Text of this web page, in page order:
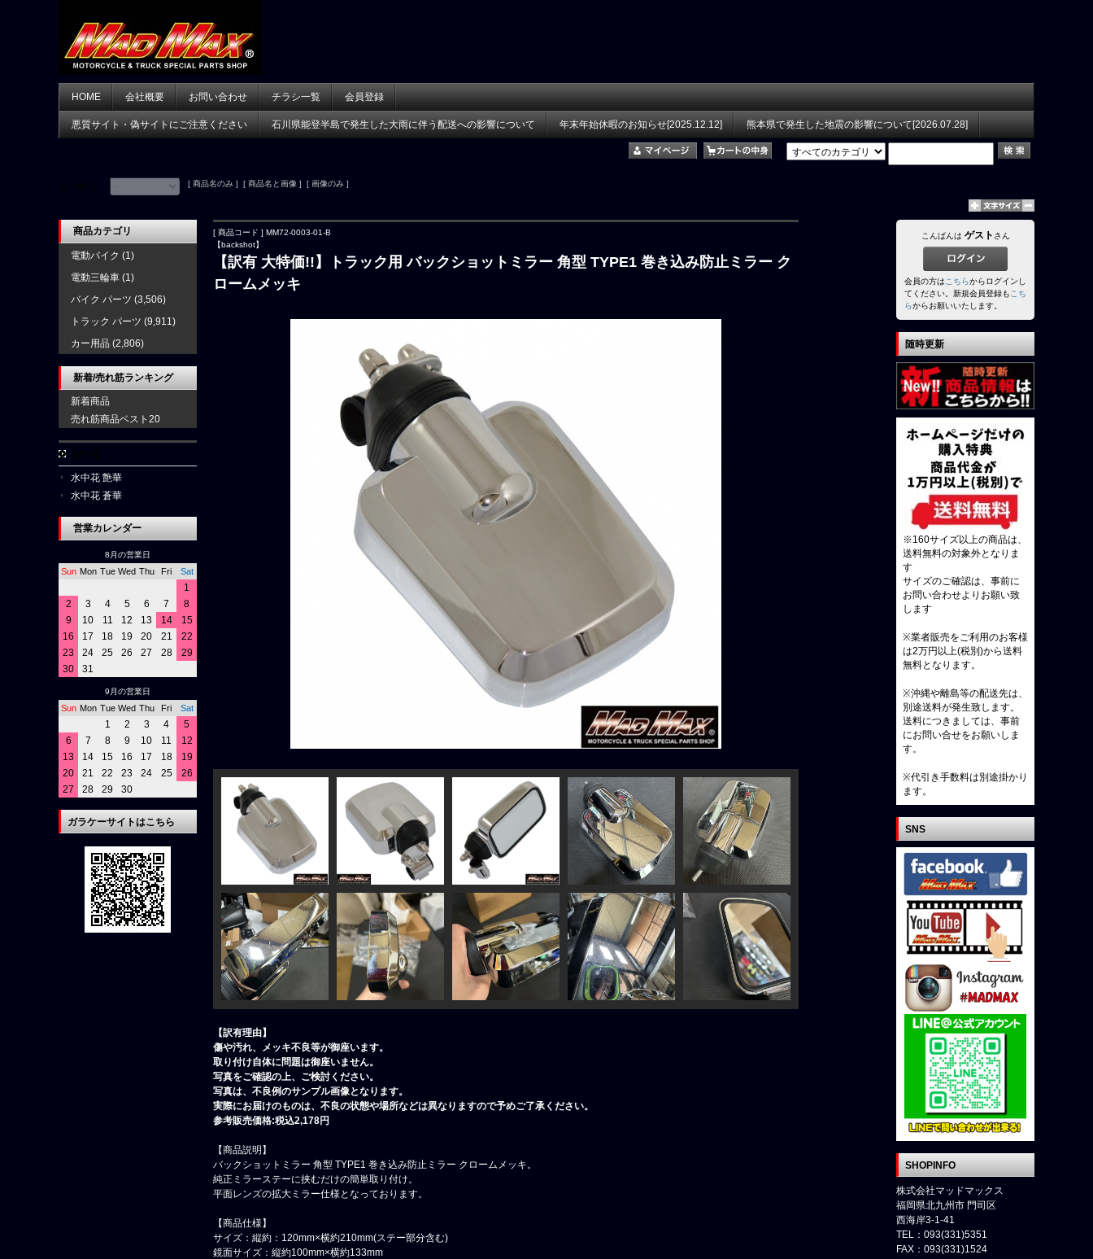
HOME 会社概要 お問い合わせ チラシ一覧 会員登録
悪質サイト・偽サイトにご注意ください 石川県能登半島で発生した大雨に伴う配送への影響について 年末年始休暇のお知らせ[2025.12.12] 熊本県で発生した地震の影響について[2026.07.28]
[ 商品名のみ ] [ 商品名と画像 ] [ 画像のみ ]
[ 商品コード ] MM72-0003-01-B
【backshot】
【訳有 大特価!!】トラック用 バックショットミラー 角型 TYPE1 巻き込み防止ミラー ク
ロームメッキ
【訳有理由】
傷や汚れ、メッキ不良等が御座います。
取り付け自体に問題は御座いません。
写真をご確認の上、ご検討ください。
写真は、不良例のサンプル画像となります。
実際にお届けのものは、不良の状態や場所などは異なりますので予めご了承ください。
参考販売価格:税込2,178円
【商品説明】
バックショットミラー 角型 TYPE1 巻き込み防止ミラー クロームメッキ。
純正ミラーステーに挟むだけの簡単取り付け。
平面レンズの拡大ミラー仕様となっております。
【商品仕様】
サイズ：縦約：120mm×横約210mm(ステー部分含む)
鏡面サイズ：縦約100mm×横約133mm
商品カテゴリ
電動バイク (1)
電動三輪車 (1)
バイク パーツ (3,506)
トラック パーツ (9,911)
カー用品 (2,806)
新着/売れ筋ランキング
新着商品
売れ筋商品ベスト20
水中花 艶華
水中花 蒼華
営業カレンダー
8月の営業日
Sun Mon Tue Wed Thu Fri Sat
1
2
3 4 5 6 7
8
9
10 11 12 13 14
15
16
17 18 19 20 21
22
23
24 25 26 27 28
29
30
31
9月の営業日
Sun Mon Tue Wed Thu Fri Sat
1 2 3 4
5
6
7 8 9 10 11
12
13
14 15 16 17 18
19
20
21 22 23 24 25
26
27
28 29 30
ガラケーサイトはこちら
こんばんは ゲスト さん
会員の方はこちらからログインし
てください。新規会員登録もこち
らからお願いいたします。
随時更新
※160サイズ以上の商品は、
送料無料の対象外となりま
す
サイズのご確認は、事前に
お問い合わせよりお願い致
します
※業者販売をご利用のお客様
は2万円以上(税別)から送料
無料となります。
※沖縄や離島等の配送先は、
別途送料が発生致します。
送料につきましては、事前
にお問い合せをお願いしま
す。
※代引き手数料は別途掛かり
ます。
SNS
SHOPINFO
株式会社マッドマックス
福岡県北九州市 門司区
西海岸3-1-41
TEL：093(331)5351
FAX：093(331)1524